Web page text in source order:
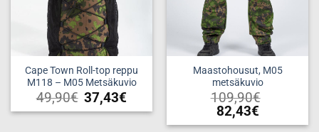
tuotteen
sivulla.
Cape Town Roll-top reppu
M118 – M05 Metsäkuvio
49,90€ 37,43€
Maastohousut, M05
metsäkuvio
109,90€
82,43€
Tällä